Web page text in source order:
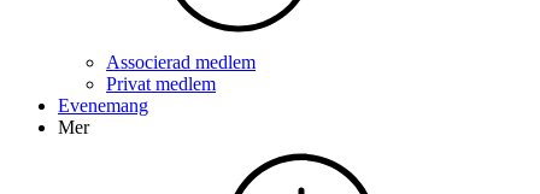
Associerad medlem
Privat medlem
Evenemang
Mer